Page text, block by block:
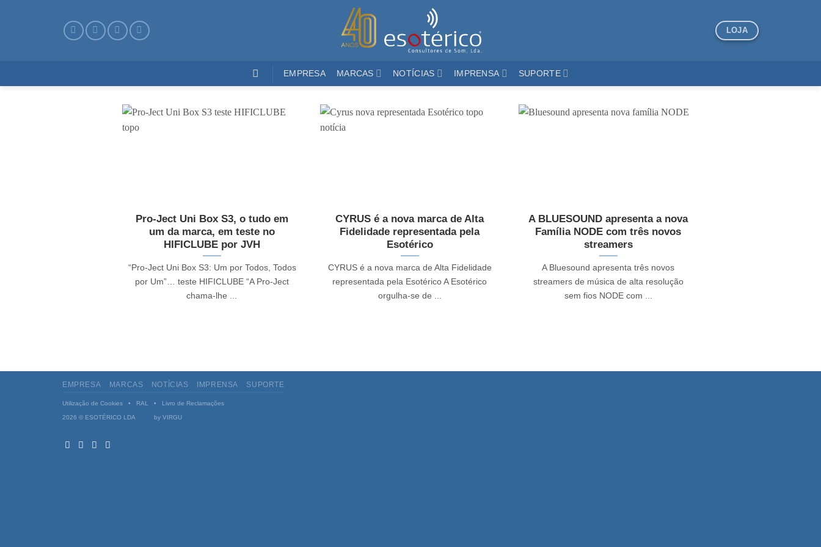
LOJA
EMPRESA MARCAS NOTÍCIAS IMPRENSA SUPORTE
Pro-Ject Uni Box S3, o tudo em
um da marca, em teste no
HIFICLUBE por JVH
“Pro-Ject Uni Box S3: Um por Todos, Todos
por Um”… teste HIFICLUBE “A Pro-Ject
chama-lhe ...
CYRUS é a nova marca de Alta
Fidelidade representada pela
Esotérico
CYRUS é a nova marca de Alta Fidelidade
representada pela Esotérico A Esotérico
orgulha-se de ...
A BLUESOUND apresenta a nova
Família NODE com três novos
streamers
A Bluesound apresenta três novos
streamers de música de alta resolução
sem fios NODE com ...
EMPRESA MARCAS NOTÍCIAS IMPRENSA SUPORTE
Utilização de Cookies • RAL • Livro de Reclamações
2026 © ESOTÉRICO LDA by VIRGU